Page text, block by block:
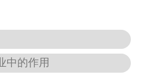
中的作用